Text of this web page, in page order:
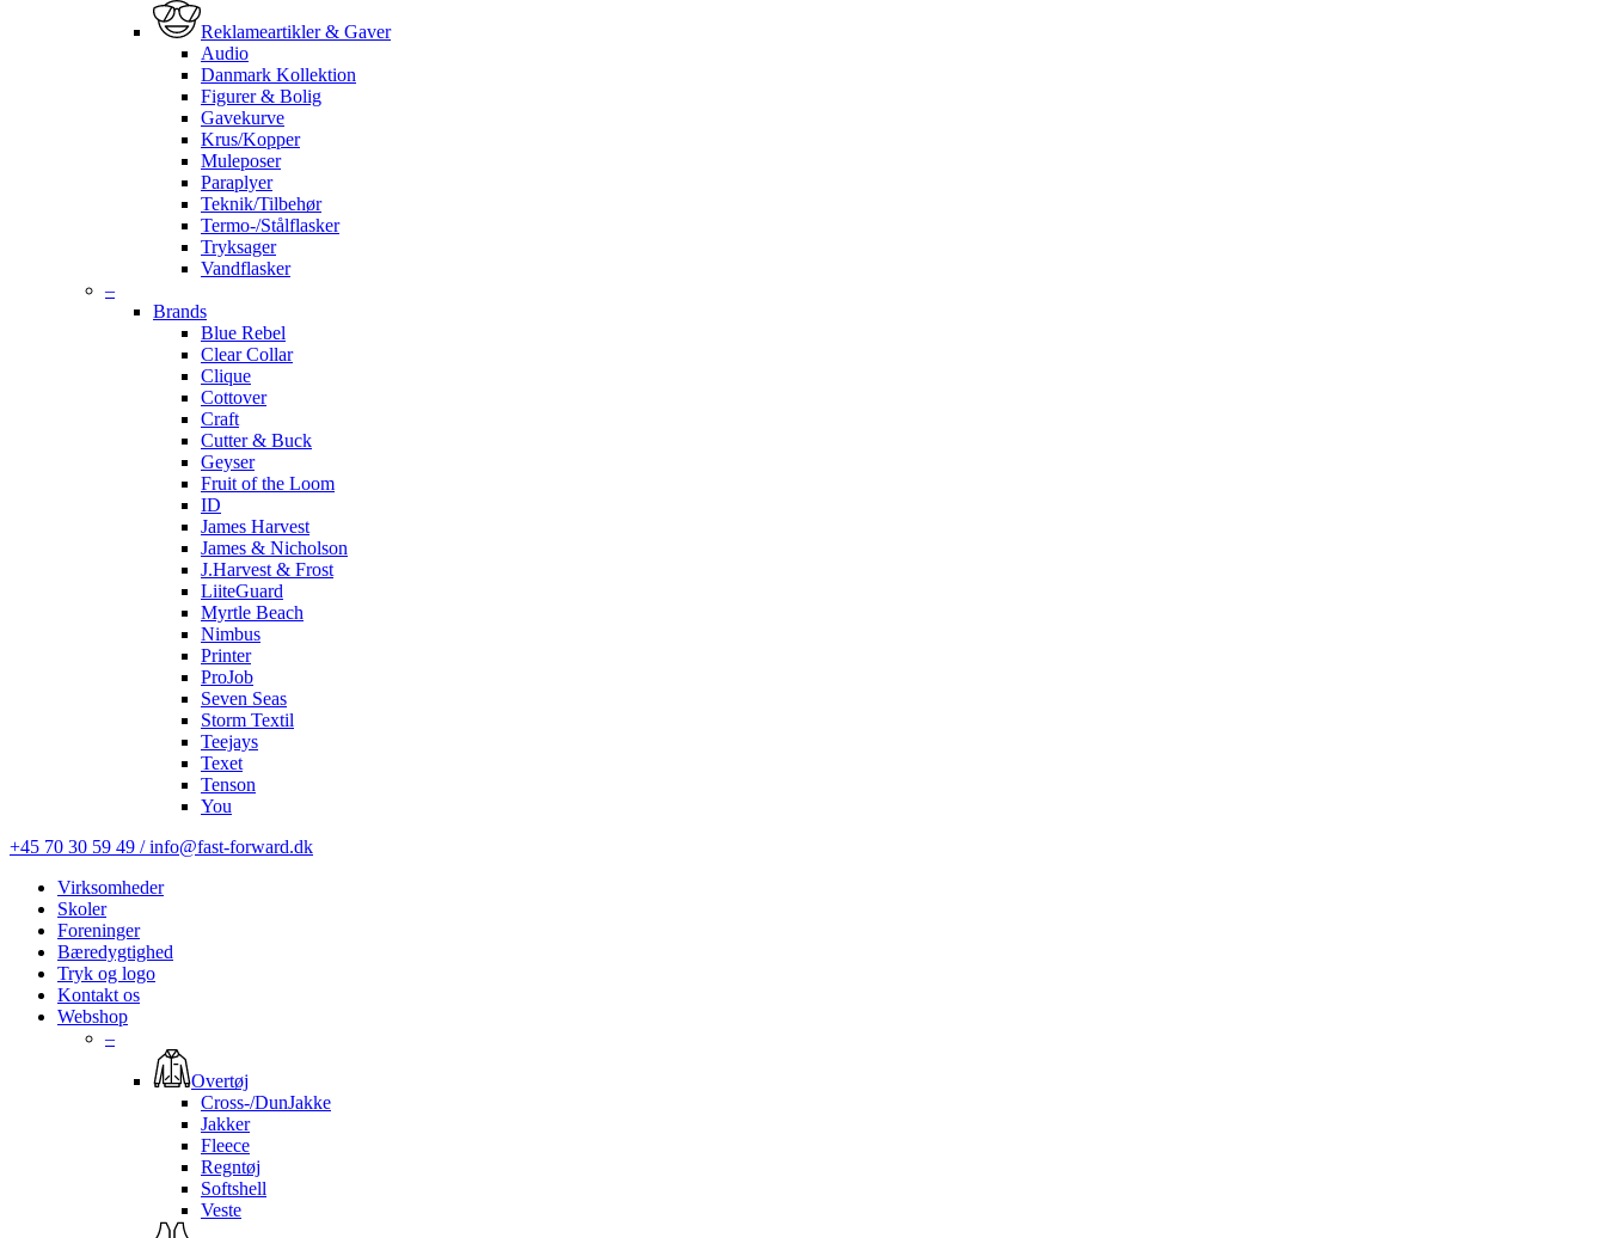
Reklameartikler & Gaver
Audio
Danmark Kollektion
Figurer & Bolig
Gavekurve
Krus/Kopper
Muleposer
Paraplyer
Teknik/Tilbehør
Termo-/Stålflasker
Tryksager
Vandflasker
–
Brands
Blue Rebel
Clear Collar
Clique
Cottover
Craft
Cutter & Buck
Geyser
Fruit of the Loom
ID
James Harvest
James & Nicholson
J.Harvest & Frost
LiiteGuard
Myrtle Beach
Nimbus
Printer
ProJob
Seven Seas
Storm Textil
Teejays
Texet
Tenson
You
+45 70 30 59 49 / info@fast-forward.dk
Virksomheder
Skoler
Foreninger
Bæredygtighed
Tryk og logo
Kontakt os
Webshop
–
Overtøj
Cross-/DunJakke
Jakker
Fleece
Regntøj
Softshell
Veste